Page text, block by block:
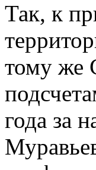
Так, к
тому же
года за